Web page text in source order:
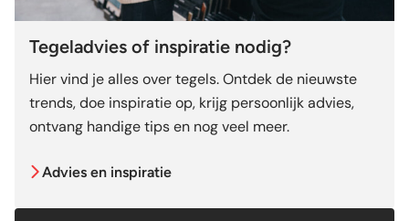
Tegeladvies of inspiratie nodig?
Hier vind je alles over tegels. Ontdek de nieuwste
trends, doe inspiratie op, krijg persoonlijk advies,
ontvang handige tips en nog veel meer.
Advies en inspiratie